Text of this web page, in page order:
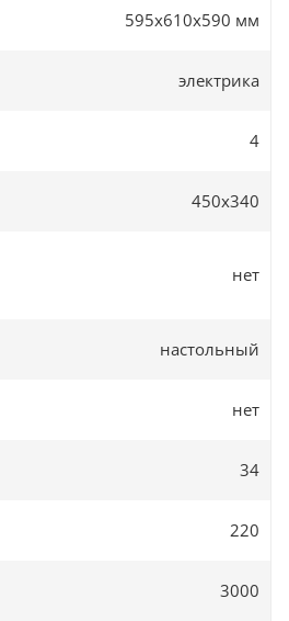
595x610x590 мм
электрика
4
450х340
нет
настольный
нет
34
220
3000